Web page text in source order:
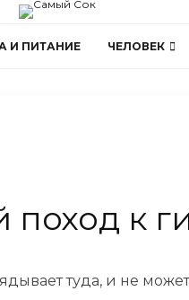
И ПИТАНИЕ ЧЕЛОВЕК
к
туда, и не